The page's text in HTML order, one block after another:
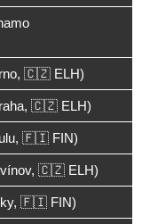
🇨🇿 ELH)
🇨🇿 ELH)
🇫🇮 FIN)
🇨🇿 ELH)
🇫🇮 FIN)